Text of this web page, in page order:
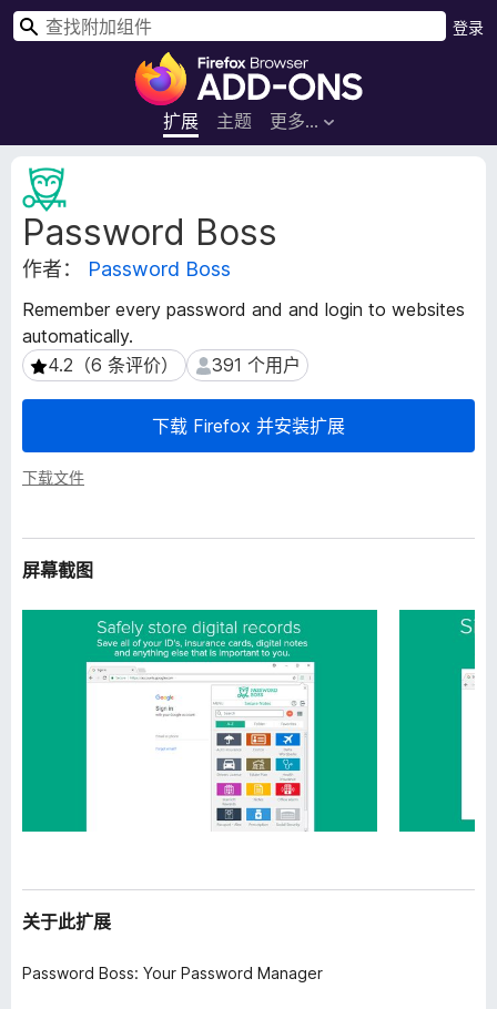
F
r
e
x
浏
器
加
组
扩展 主题 更多…
登录
搜
Password Boss
作者： Password Boss
Remember every password and and login to websites
automatically.
4.2（6 条评价）
4.2（6 条评价） 391 个用户
391 个用户
下载 Firefox 并安装扩展
下载文件
扩
展
元
数
据
屏幕截图
关于此扩展
Password Boss: Your Password Manager